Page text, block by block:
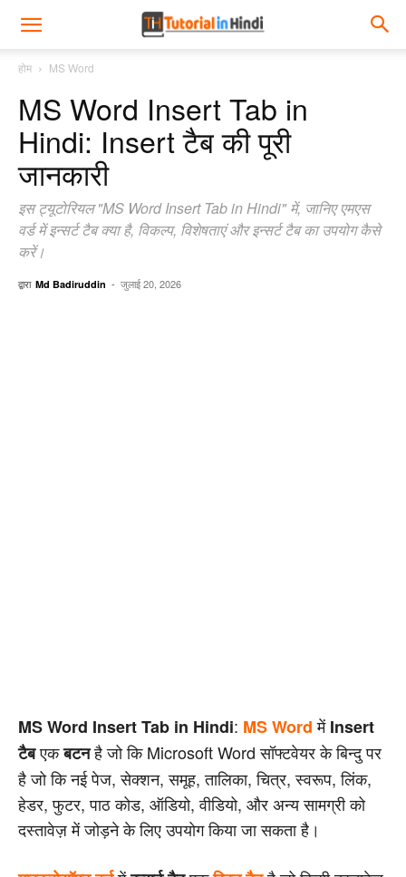
होम MS Word
MS Word Insert Tab in
Hindi: Insert टैब की पूरी
जानकारी
इस ट्यूटोरियल "MS Word Insert Tab in Hindi" में, जानिए एमएस
वर्ड में इन्सर्ट टैब क्या है, विकल्प, विशेषताएं और इन्सर्ट टैब का उपयोग कैसे
करें।
द्वारा Md Badiruddin - जुलाई 20, 2026
MS Word Insert Tab in Hindi: MS WordमेंInsert
टैबएकबटनहै जो कि Microsoft Word सॉफ्टवेयर के बिन्दु पर
है जो कि नई पेज, सेक्शन, समूह, तालिका, चित्र, स्वरूप, लिंक,
हेडर, फुटर, पाठ कोड, ऑडियो, वीडियो, और अन्य सामग्री को
दस्तावेज़ में जोड़ने के लिए उपयोग किया जा सकता है।